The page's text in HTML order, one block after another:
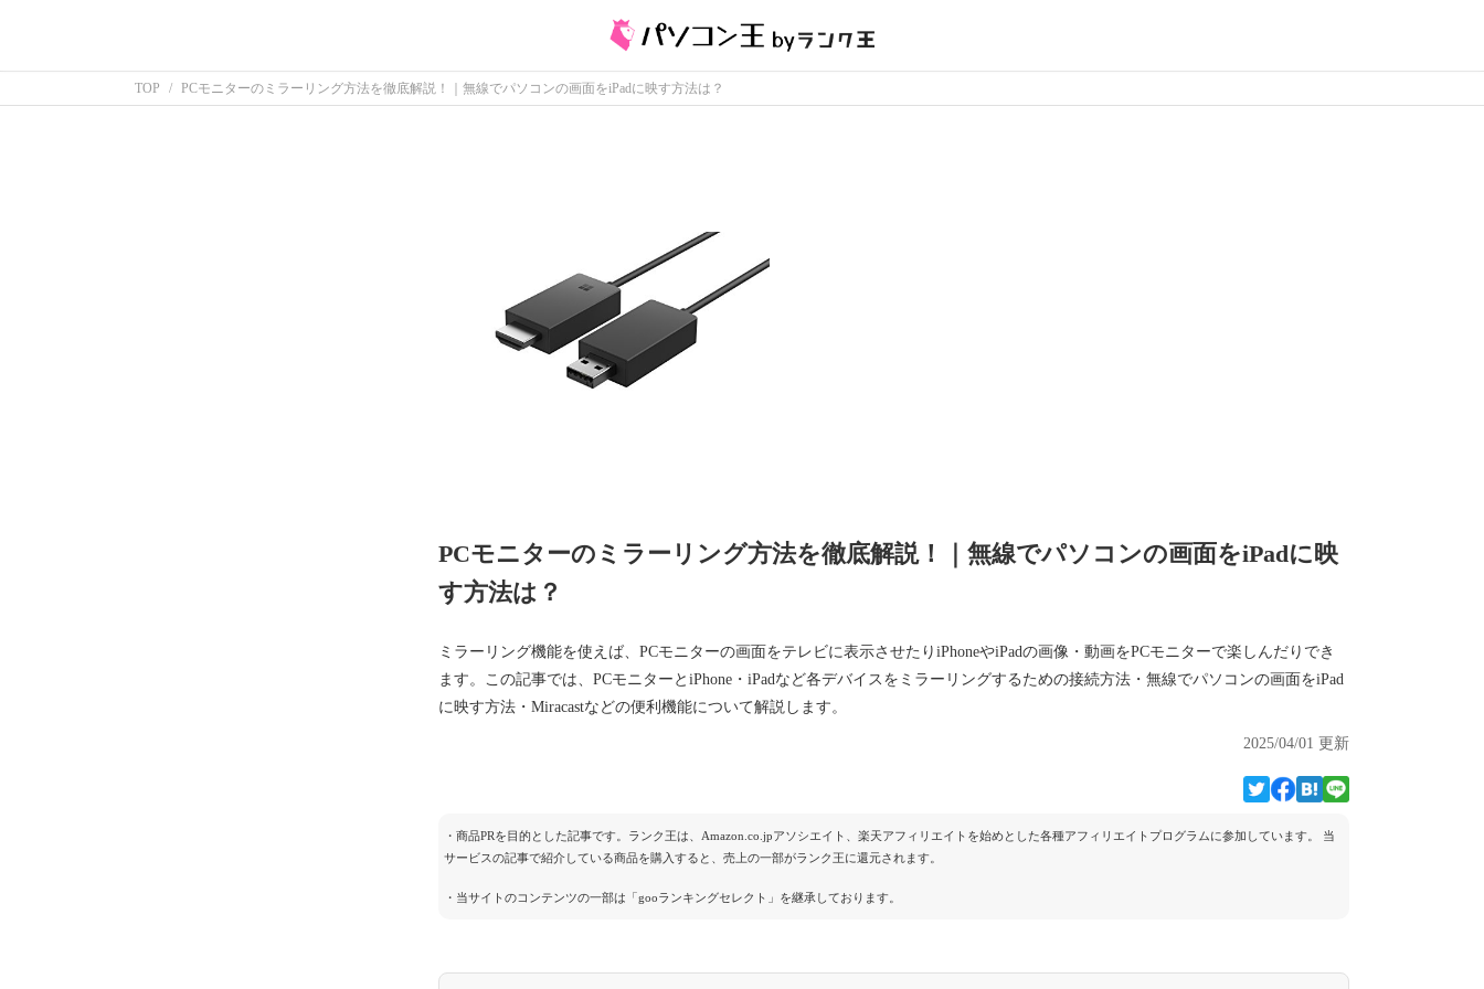
TOP PCモニターのミラーリング方法を徹底解説！｜無線でパソコンの画面をiPadに映す方法は？
PCモニターのミラーリング方法を徹底解説！｜無線でパソコンの画面をiPadに映
す方法は？
ミラーリング機能を使えば、PCモニターの画面をテレビに表示させたりiPhoneやiPadの画像・動画をPCモニターで楽しんだりでき
ます。この記事では、PCモニターとiPhone・iPadなど各デバイスをミラーリングするための接続方法・無線でパソコンの画面をiPad
に映す方法・Miracastなどの便利機能について解説します。
2025/04/01 更新
・商品PRを目的とした記事です。ランク王は、Amazon.co.jpアソシエイト、楽天アフィリエイトを始めとした各種アフィリエイトプログラムに参加しています。 当
サービスの記事で紹介している商品を購入すると、売上の一部がランク王に還元されます。
・当サイトのコンテンツの一部は「gooランキングセレクト」を継承しております。